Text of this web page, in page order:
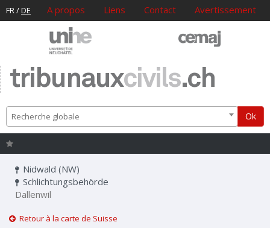
FR/DE A propos Liens Contact Avertissement
tribunauxcivils.ch
Recherche globale Ok
Nidwald (NW)
Schlichtungsbehörde
Dallenwil
Retour à la carte de Suisse